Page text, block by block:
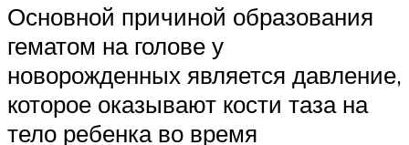
Основной причиной образования
гематом на голове у
новорожденных является давление,
которое оказывают кости таза на
тело ребенка во время